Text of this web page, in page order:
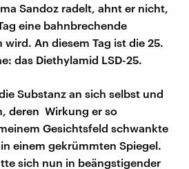
Sandoz radelt, ahnt er nicht,
eine bahnbrechende
An diesem Tag ist die 25.
das Diethylamid LSD-25.
Substanz an sich selbst und
deren Wirkung er so
Gesichtsfeld schwankte
einem gekrümmten Spiegel.
sich nun in beängstigender